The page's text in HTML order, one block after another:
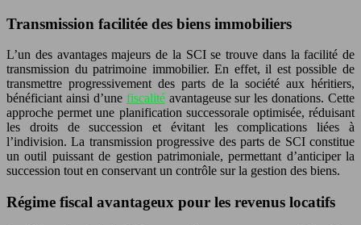
Transmission facilitée des biens immobiliers
L’un des avantages majeurs de la SCI se trouve dans la facilité de
transmission du patrimoine immobilier. En effet, il est possible de
transmettre progressivement des parts de la société aux héritiers,
bénéficiant ainsi d’une fiscalitéavantageuse sur les donations. Cette
approche permet une planification successorale optimisée, réduisant
les droits de succession et évitant les complications liées à
l’indivision. La transmission progressive des parts de SCI constitue
un outil puissant de gestion patrimoniale, permettant d’anticiper la
succession tout en conservant un contrôle sur la gestion des biens.
Régime fiscal avantageux pour les revenus locatifs